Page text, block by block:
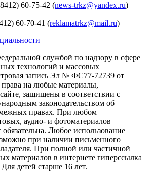
60-75-42 (news-trkz@yandex.ru)
60-70-41 (reklamatrkz@mail.ru)
службой по надзору в сфере
технологий и массовых
запись Эл № ФС77-72739 от
права на любые материалы,
защищены в соответствии с
законодательством об
правах. При любом
аудио- и фотоматериалов
обязательна. Любое использование
при наличии письменного
При полной или частичной
материалов в интернете гиперссылка
детей старше 16 лет.